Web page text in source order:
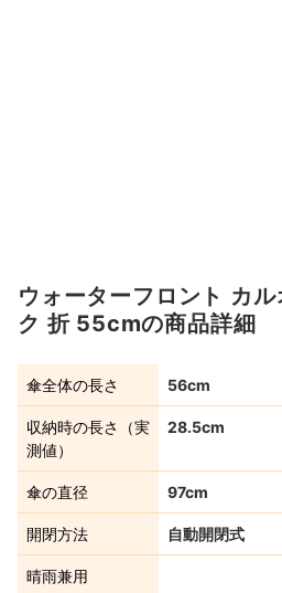
ウォーターフロント カ
ク 折 55cmの商品詳細
傘全体の長さ 56cm
収納時の長さ（実
測値）
28.5cm
傘の直径 97cm
開閉方法 自動開閉式
晴雨兼用